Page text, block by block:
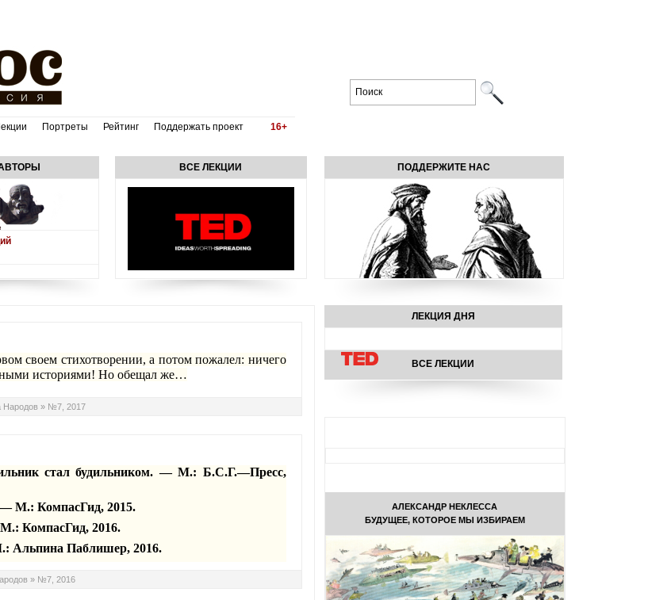
Портреты Рейтинг Поддержать проект 16+
ВСЕ ЛЕКЦИИ
своем стихотворении, а потом пожалел: ничего
историями! Но обещал же…
Народов» №7, 2017
стал будильником. — М.: Б.С.Г.—Пресс,
М.: КомпасГид, 2015.
М.: КомпасГид, 2016.
Альпина Паблишер, 2016.
» №7, 2016
ПОДДЕРЖИТЕ НАС
ЛЕКЦИЯ ДНЯ
ВСЕ ЛЕКЦИИ
АЛЕКСАНДР НЕКЛЕССА
БУДУЩЕЕ, КОТОРОЕ МЫ ИЗБИРАЕМ